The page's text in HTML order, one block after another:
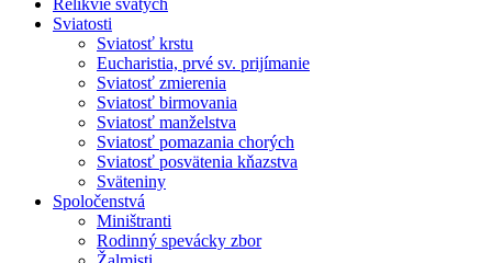
Relikvie svätých
Sviatosti
Sviatosť krstu
Eucharistia, prvé sv. prijímanie
Sviatosť zmierenia
Sviatosť birmovania
Sviatosť manželstva
Sviatosť pomazania chorých
Sviatosť posvätenia kňazstva
Sväteniny
Spoločenstvá
Miništranti
Rodinný spevácky zbor